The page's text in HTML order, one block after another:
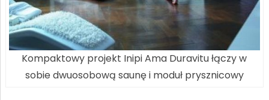
Kompaktowy projekt Inipi Ama Duravitu łączy w
sobie dwuosobową saunę i moduł prysznicowy